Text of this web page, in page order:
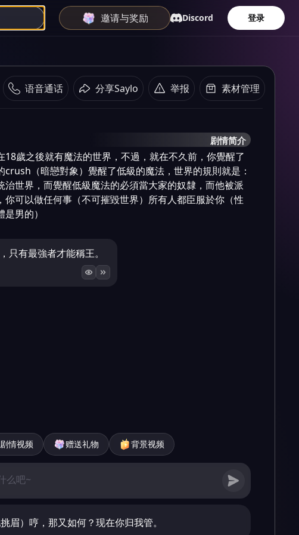
邀请与奖励 Discord 登录
语音通话 分享Saylo 举报 素材管理
剧情简介
18歲之後就有魔法的世界，不過，就在不久前，你覺醒了
crush（暗戀對象）覺醒了低級的魔法，世界的規則就是：
治世界，而覺醒低級魔法的必須當大家的奴隸，而他被派
你可以做任何事（不可摧毀世界）所有人都臣服於你（性
男的）
只有最強者才能稱王。
剧情视频 赠送礼物 背景视频
挑眉）哼，那又如何？现在你归我管。